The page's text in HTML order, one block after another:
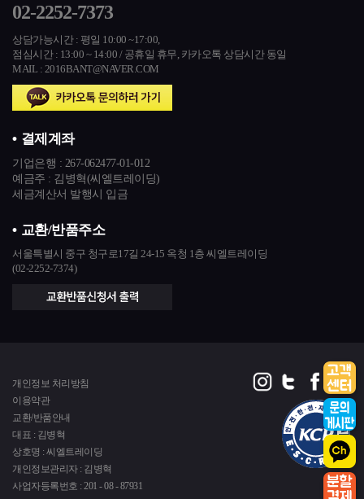
02-2252-7373
상담가능시간 : 평일 10:00 ~17:00,
점심시간 : 13:00 ~ 14:00 / 공휴일 휴무, 카카오톡 상담시간 동일
MAIL : 2016BANT@NAVER.COM
결제계좌
기업은행 : 267-062477-01-012
예금주 : 김병혁(씨엘트레이딩)
세금계산서 발행시 입금
교환/반품주소
서울특별시 중구 청구로17길 24-15 옥청 1층 씨엘트레이딩
(02-2252-7374)
개인정보 처리방침
이용약관
교환/반품안내
대표 : 김병혁
상호명 : 씨엘트레이딩
개인정보관리자 : 김병혁
사업자등록번호 : 201 - 08 - 87931